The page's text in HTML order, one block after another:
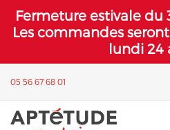
Fermeture estivale du
Les commandes
lundi 24
05 56 67 68 01